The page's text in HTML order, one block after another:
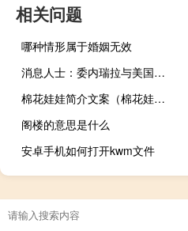
相关问题
哪种情形属于婚姻无效
消息人士：委内瑞拉与美国在谈判中取得进展或使得进一步减轻石油制裁
棉花娃娃简介文案（棉花娃娃简介）
阁楼的意思是什么
安卓手机如何打开kwm文件